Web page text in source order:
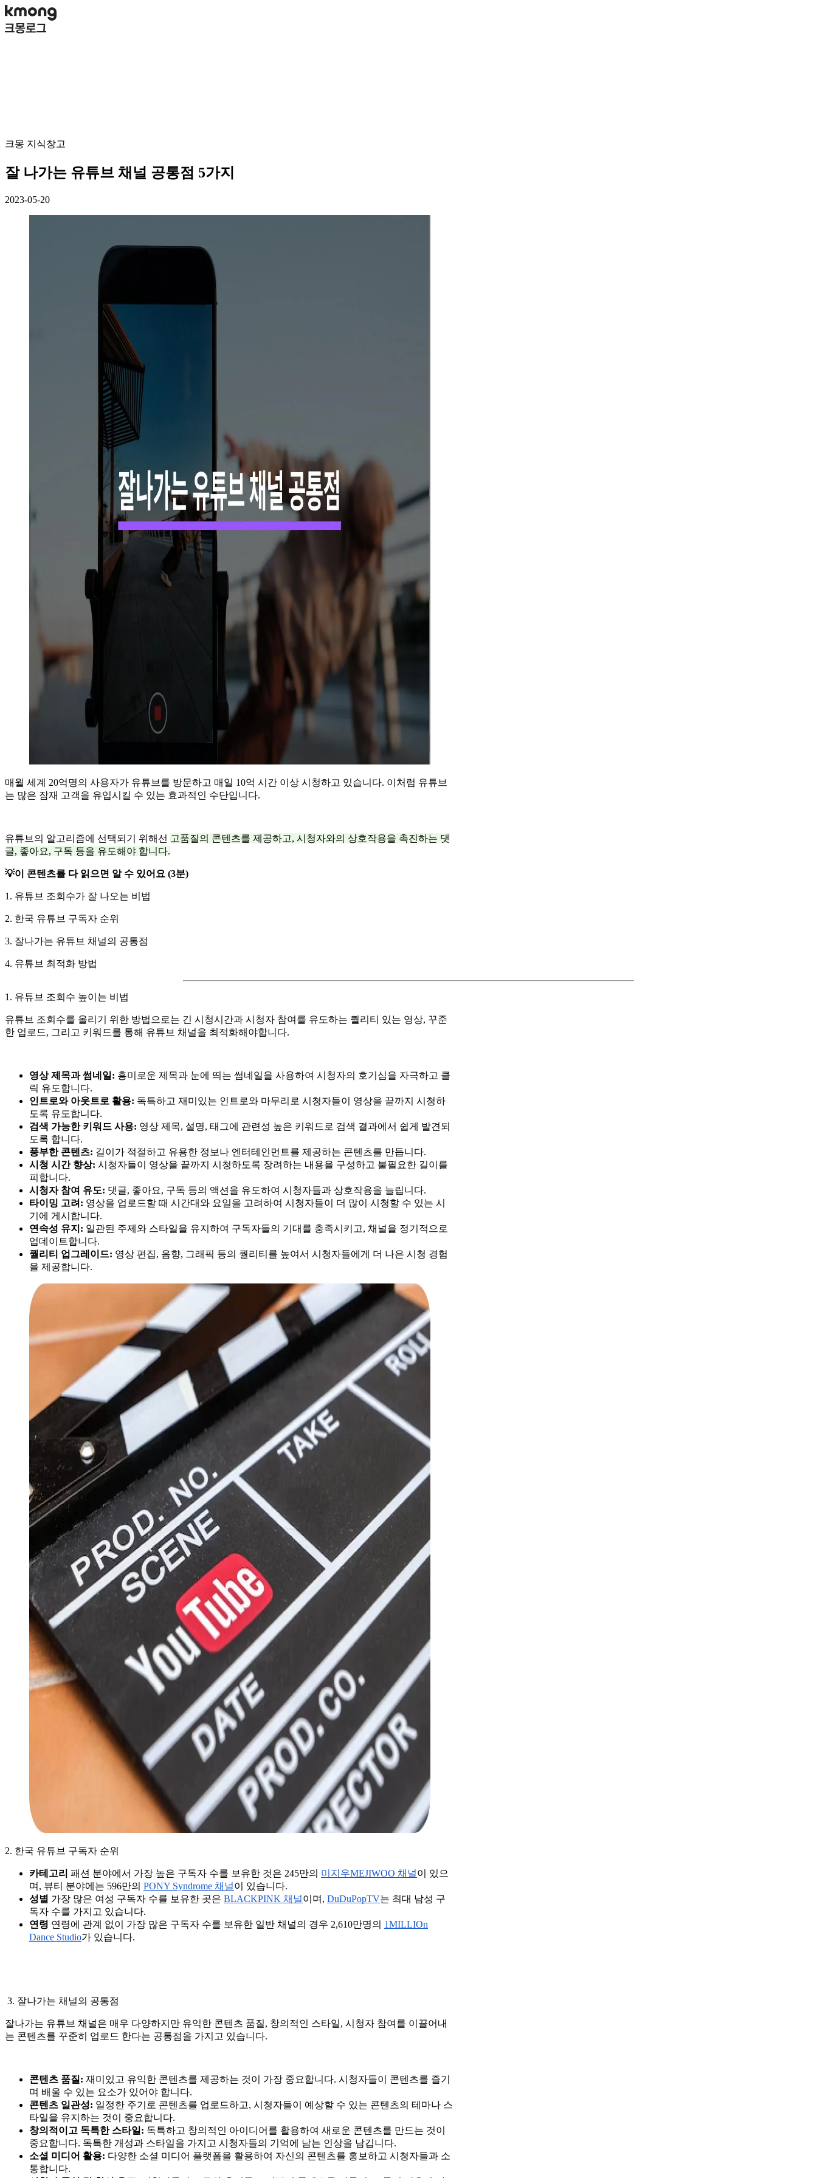
크몽 지식창고
잘 나가는 유튜브 채널 공통점 5가지
2023-05-20
매월 세계 20억명의 사용자가 유튜브를 방문하고 매일 10억 시간 이상 시청하고 있습니다. 이처럼 유튜브
는 많은 잠재 고객을 유입시킬 수 있는 효과적인 수단입니다.
유튜브의 알고리즘에 선택되기 위해선 고품질의 콘텐츠를 제공하고, 시청자와의 상호작용을 촉진하는 댓
글, 좋아요, 구독 등을 유도해야 합니다.
💡이 콘텐츠를 다 읽으면 알 수 있어요 (3분)
1. 유튜브 조회수가 잘 나오는 비법
2. 한국 유튜브 구독자 순위
3. 잘나가는 유튜브 채널의 공통점
4. 유튜브 최적화 방법
1. 유튜브 조회수 높이는 비법
유튜브 조회수를 올리기 위한 방법으로는 긴 시청시간과 시청자 참여를 유도하는 퀄리티 있는 영상, 꾸준
한 업로드, 그리고 키워드를 통해 유튜브 채널을 최적화해야합니다.
영상 제목과 썸네일: 흥미로운 제목과 눈에 띄는 썸네일을 사용하여 시청자의 호기심을 자극하고 클
릭 유도합니다.
인트로와 아웃트로 활용: 독특하고 재미있는 인트로와 마무리로 시청자들이 영상을 끝까지 시청하
도록 유도합니다.
검색 가능한 키워드 사용: 영상 제목, 설명, 태그에 관련성 높은 키워드로 검색 결과에서 쉽게 발견되
도록 합니다.
풍부한 콘텐츠: 길이가 적절하고 유용한 정보나 엔터테인먼트를 제공하는 콘텐츠를 만듭니다.
시청 시간 향상: 시청자들이 영상을 끝까지 시청하도록 장려하는 내용을 구성하고 불필요한 길이를
피합니다.
시청자 참여 유도: 댓글, 좋아요, 구독 등의 액션을 유도하여 시청자들과 상호작용을 늘립니다.
타이밍 고려: 영상을 업로드할 때 시간대와 요일을 고려하여 시청자들이 더 많이 시청할 수 있는 시
기에 게시합니다.
연속성 유지: 일관된 주제와 스타일을 유지하여 구독자들의 기대를 충족시키고, 채널을 정기적으로
업데이트합니다.
퀄리티 업그레이드: 영상 편집, 음향, 그래픽 등의 퀄리티를 높여서 시청자들에게 더 나은 시청 경험
을 제공합니다.
2. 한국 유튜브 구독자 순위
카테고리 패션 분야에서 가장 높은 구독자 수를 보유한 것은 245만의 미지우MEJIWOO 채널이 있으
며, 뷰티 분야에는 596만의 PONY Syndrome 채널이 있습니다.
성별 가장 많은 여성 구독자 수를 보유한 곳은 BLACKPINK 채널이며, DuDuPopTV는 최대 남성 구
독자 수를 가지고 있습니다.
연령 연령에 관계 없이 가장 많은 구독자 수를 보유한 일반 채널의 경우 2,610만명의 1MILLIOn
Dance Studio가 있습니다.
3. 잘나가는 채널의 공통점
잘나가는 유튜브 채널은 매우 다양하지만 유익한 콘텐츠 품질, 창의적인 스타일, 시청자 참여를 이끌어내
는 콘텐츠를 꾸준히 업로드 한다는 공통점을 가지고 있습니다.
콘텐츠 품질: 재미있고 유익한 콘텐츠를 제공하는 것이 가장 중요합니다. 시청자들이 콘텐츠를 즐기
며 배울 수 있는 요소가 있어야 합니다.
콘텐츠 일관성: 일정한 주기로 콘텐츠를 업로드하고, 시청자들이 예상할 수 있는 콘텐츠의 테마나 스
타일을 유지하는 것이 중요합니다.
창의적이고 독특한 스타일: 독특하고 창의적인 아이디어를 활용하여 새로운 콘텐츠를 만드는 것이
중요합니다. 독특한 개성과 스타일을 가지고 시청자들의 기억에 남는 인상을 남깁니다.
소셜 미디어 활용: 다양한 소셜 미디어 플랫폼을 활용하여 자신의 콘텐츠를 홍보하고 시청자들과 소
통합니다.